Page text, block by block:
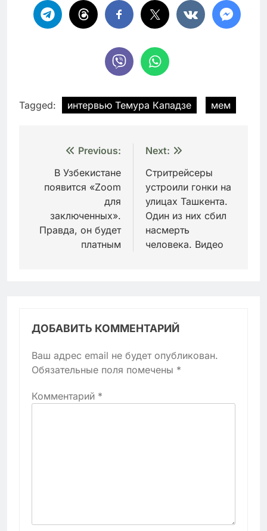
Tagged: интервью Темура Кападзе мем
Навигация
записям
Previous:
В Узбекистане
появится «Zoom
для
заключенных».
Правда, он будет
платным
Next:
Стритрейсеры
устроили гонки на
улицах Ташкента.
Один из них сбил
насмерть
человека. Видео
ДОБАВИТЬ КОММЕНТАРИЙ
Ваш адрес email не будет опубликован.
Обязательные поля помечены *
Комментарий *